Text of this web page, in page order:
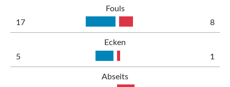
Fouls
17
8
Ecken
5
1
Abseits